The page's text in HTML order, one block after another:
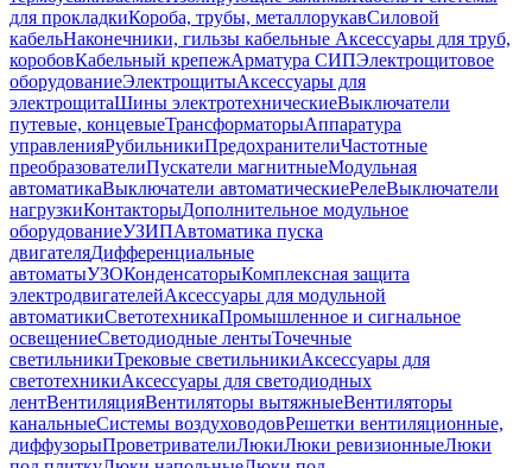
для прокладкиКороба, трубы, металлорукавСиловой
кабельНаконечники, гильзы кабельные Аксессуары для труб,
коробовКабельный крепежАрматура СИПЭлектрощитовое
оборудованиеЭлектрощитыАксессуары для
электрощитаШины электротехническиеВыключатели
путевые, концевыеТрансформаторыАппаратура
управленияРубильникиПредохранителиЧастотные
преобразователиПускатели магнитныеМодульная
автоматикаВыключатели автоматическиеРелеВыключатели
нагрузкиКонтакторыДополнительное модульное
оборудованиеУЗИПАвтоматика пуска
двигателяДифференциальные
автоматыУЗОКонденсаторыКомплексная защита
электродвигателейАксессуары для модульной
автоматикиСветотехникаПромышленное и сигнальное
освещениеСветодиодные лентыТочечные
светильникиТрековые светильникиАксессуары для
светотехникиАксессуары для светодиодных
лентВентиляцияВентиляторы вытяжныеВентиляторы
канальныеСистемы воздуховодовРешетки вентиляционные,
диффузорыПроветривателиЛюкиЛюки ревизионныеЛюки